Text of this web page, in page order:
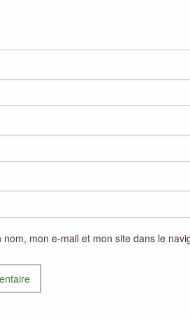
nom, mon e-mail et mon site dans le